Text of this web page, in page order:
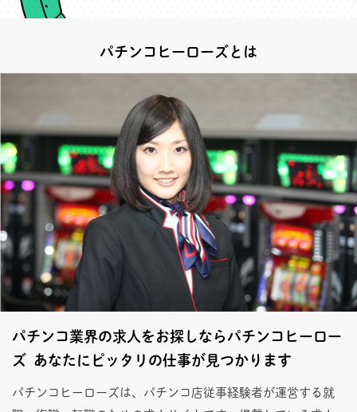
パチンコヒーローズとは
パチンコ業界の求人をお探しならパチンコヒーロー
ズ あなたにピッタリの仕事が見つかります
パチンコヒーローズは、パチンコ店従事経験者が運営する就